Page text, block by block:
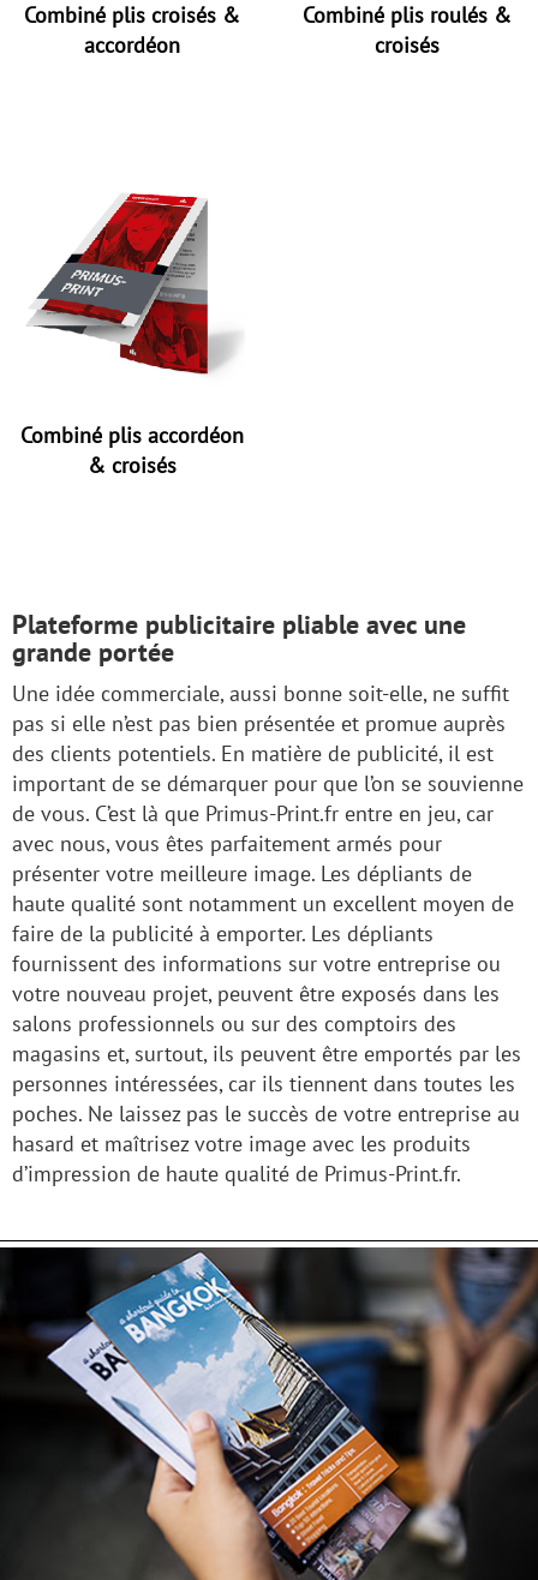
Combiné plis croisés &
accordéon
Combiné plis roulés &
croisés
Combiné plis accordéon
& croisés
Plateforme publicitaire pliable avec une
grande portée
Une idée commerciale, aussi bonne soit-elle, ne suffit
pas si elle n’est pas bien présentée et promue auprès
des clients potentiels. En matière de publicité, il est
important de se démarquer pour que l’on se souvienne
de vous. C’est là que Primus-Print.fr entre en jeu, car
avec nous, vous êtes parfaitement armés pour
présenter votre meilleure image. Les dépliants de
haute qualité sont notamment un excellent moyen de
faire de la publicité à emporter. Les dépliants
fournissent des informations sur votre entreprise ou
votre nouveau projet, peuvent être exposés dans les
salons professionnels ou sur des comptoirs des
magasins et, surtout, ils peuvent être emportés par les
personnes intéressées, car ils tiennent dans toutes les
poches. Ne laissez pas le succès de votre entreprise au
hasard et maîtrisez votre image avec les produits
d’impression de haute qualité de Primus-Print.fr.